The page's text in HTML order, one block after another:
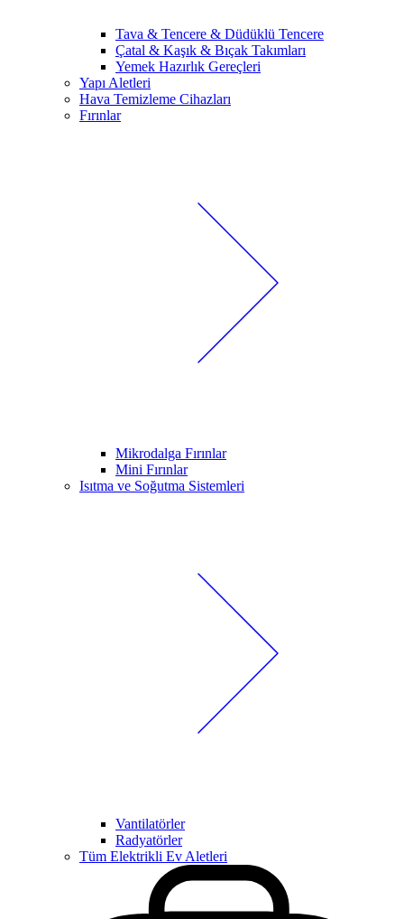
Tava & Tencere & Düdüklü Tencere
Çatal & Kaşık & Bıçak Takımları
Yemek Hazırlık Gereçleri
Yapı Aletleri
Hava Temizleme Cihazları
Fırınlar
Mikrodalga Fırınlar
Mini Fırınlar
Isıtma ve Soğutma Sistemleri
Vantilatörler
Radyatörler
Tüm Elektrikli Ev Aletleri